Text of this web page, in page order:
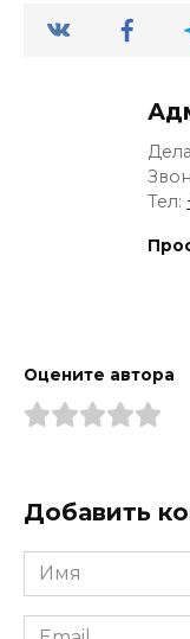
Тел:
Оцените автора
Добавить
Имя
*
Email